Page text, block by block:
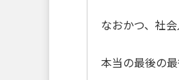
なおかつ、社
本当の最後の